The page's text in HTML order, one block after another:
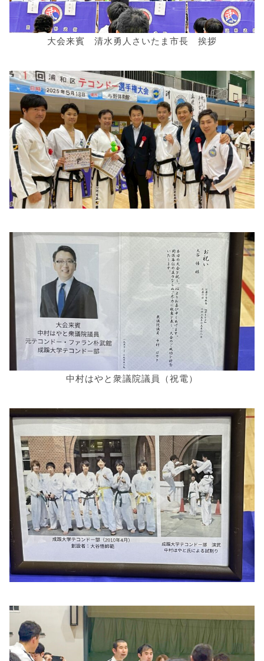
大会来賓 清水勇人さいたま市長 挨拶
中村はやと衆議院議員（祝電）